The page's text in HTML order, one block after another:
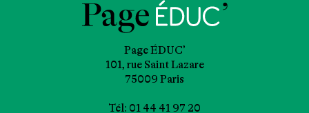
Page ÉDUC’
101, rue Saint Lazare
75009 Paris
Tél: 01 44 41 97 20